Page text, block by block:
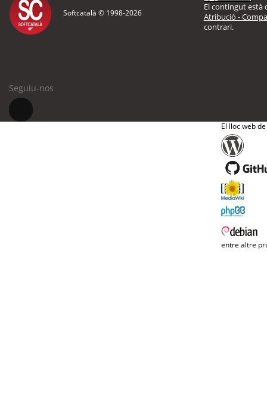
Softcatalà © 1998-2026
El contingut està
Atribució -
contrari.
Seguiu-nos
El lloc web
entre altre